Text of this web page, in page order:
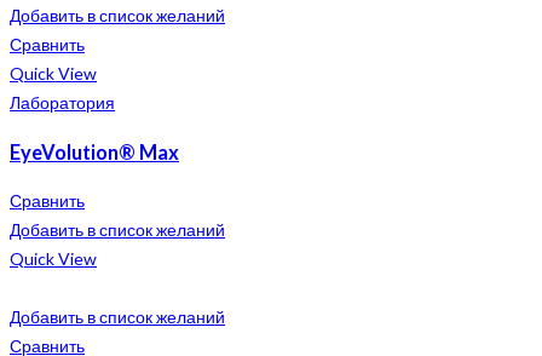
Добавить в список желаний
Сравнить
Quick View
Лаборатория
EyeVolution® Max
Сравнить
Добавить в список желаний
Quick View
Добавить в список желаний
Сравнить